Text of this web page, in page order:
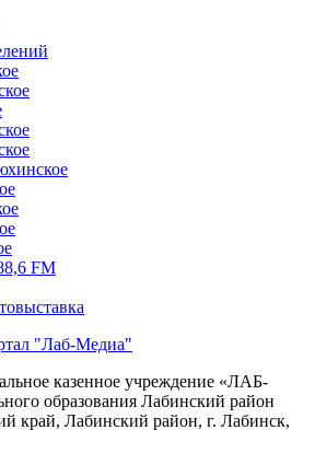
FM
"Лаб-Медиа"
казенное учреждение «ЛАБ-
образования Лабинский район
край, Лабинский район, г. Лабинск,